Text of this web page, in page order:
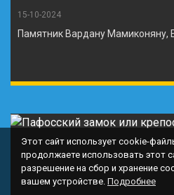
15-10-2024
Памятник Вардану Мамиконяну,
Этот сайт использует cookie-
продолжаете использовать этот
разрешение на сбор и хранение
вашем устройстве. Подробнее